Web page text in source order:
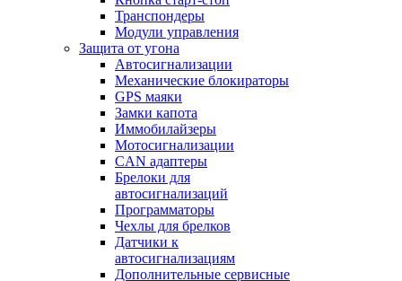
Транспондеры
Модули управления
Защита от угона
Автосигнализации
Механические блoкираторы
GPS маяки
Замки капота
Иммобилайзеры
Мотосигнализации
CAN адаптеры
Брелоки для
автосигнализаций
Программаторы
Чехлы для брелков
Датчики к
автосигнализациям
Дополнительные сервисные